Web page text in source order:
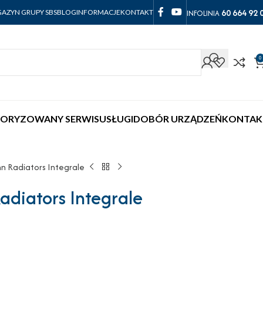
GRUPY SBSBLOGINFORMACJEKONTAKT INFOLINIA 60 664 92
0
SERWISUSŁUGIDOBÓR URZĄDZEŃ
Radiators Integrale
Integrale